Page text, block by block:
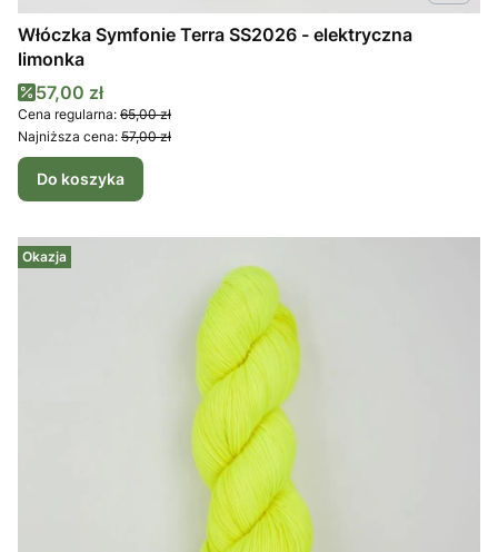
Włóczka Symfonie Terra SS2026 - elektryczna
limonka
Cena promocyjna
57,00 zł
Cena regularna: 65,00 zł
Najniższa cena: 57,00 zł
Do koszyka
Okazja